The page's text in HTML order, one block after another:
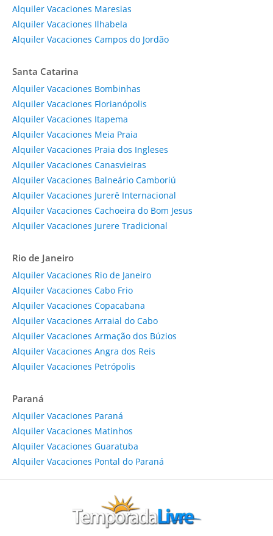
Alquiler Vacaciones Maresias
Alquiler Vacaciones Ilhabela
Alquiler Vacaciones Campos do Jordão
Santa Catarina
Alquiler Vacaciones Bombinhas
Alquiler Vacaciones Florianópolis
Alquiler Vacaciones Itapema
Alquiler Vacaciones Meia Praia
Alquiler Vacaciones Praia dos Ingleses
Alquiler Vacaciones Canasvieiras
Alquiler Vacaciones Balneário Camboriú
Alquiler Vacaciones Jurerê Internacional
Alquiler Vacaciones Cachoeira do Bom Jesus
Alquiler Vacaciones Jurere Tradicional
Rio de Janeiro
Alquiler Vacaciones Rio de Janeiro
Alquiler Vacaciones Cabo Frio
Alquiler Vacaciones Copacabana
Alquiler Vacaciones Arraial do Cabo
Alquiler Vacaciones Armação dos Búzios
Alquiler Vacaciones Angra dos Reis
Alquiler Vacaciones Petrópolis
Paraná
Alquiler Vacaciones Paraná
Alquiler Vacaciones Matinhos
Alquiler Vacaciones Guaratuba
Alquiler Vacaciones Pontal do Paraná